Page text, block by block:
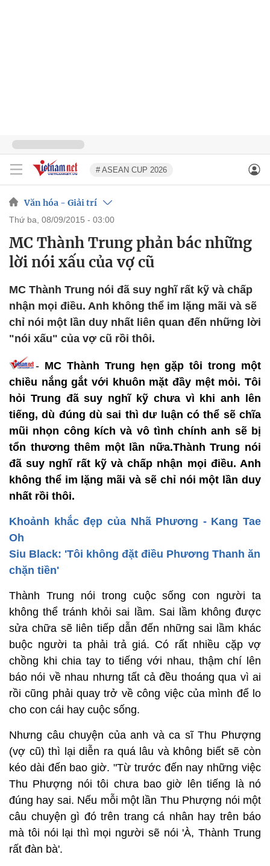
# ASEAN CUP 2026
Văn hóa - Giải trí
thứ ba, 08/09/2015 - 03:00
MC Thành Trung phản bác những
lời nói xấu của vợ cũ
MC Thành Trung nói đã suy nghĩ rất kỹ và chấp
nhận mọi điều. Anh không thể im lặng mãi và sẽ
chỉ nói một lần duy nhất liên quan đến những lời
"nói xấu" của vợ cũ rồi thôi.
- MC Thành Trung hẹn gặp tôi trong một
chiều nắng gắt với khuôn mặt đầy mệt mỏi. Tôi
hỏi Trung đã suy nghĩ kỹ chưa vì khi anh lên
tiếng, dù đúng dù sai thì dư luận có thể sẽ chĩa
mũi nhọn công kích và vô tình chính anh sẽ bị
tổn thương thêm một lần nữa.Thành Trung nói
đã suy nghĩ rất kỹ và chấp nhận mọi điều. Anh
không thể im lặng mãi và sẽ chỉ nói một lần duy
nhất rồi thôi.
Khoảnh khắc đẹp của Nhã Phương - Kang Tae
Oh
Siu Black: 'Tôi không đặt điều Phương Thanh ăn
chặn tiền'
Thành Trung nói trong cuộc sống con người ta
không thể tránh khỏi sai lầm. Sai lầm không được
sửa chữa sẽ liên tiếp dẫn đến những sai lầm khác
buộc người ta phải trả giá. Có rất nhiều cặp vợ
chồng khi chia tay to tiếng với nhau, thậm chí lên
báo nói về nhau nhưng tất cả đều thoáng qua vì ai
rồi cũng phải quay trở về công việc của mình để lo
cho con cái hay cuộc sống.
Nhưng câu chuyện của anh và ca sĩ Thu Phượng
(vợ cũ) thì lại diễn ra quá lâu và không biết sẽ còn
kéo dài đến bao giờ. "Từ trước đến nay những việc
Thu Phượng nói tôi chưa bao giờ lên tiếng là nó
đúng hay sai. Nếu mỗi một lần Thu Phượng nói một
câu chuyện gì đó trên trang cá nhân hay trên báo
mà tôi nói lại thì mọi người sẽ nói 'À, Thành Trung
rất đàn bà'.